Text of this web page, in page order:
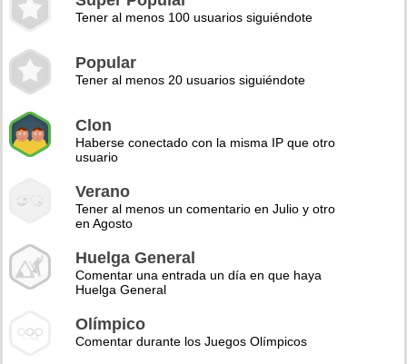
Tener al menos 100 usuarios siguiéndote
Popular
Tener al menos 20 usuarios siguiéndote
Clon
Haberse conectado con la misma IP que otro
usuario
Verano
Tener al menos un comentario en Julio y otro
en Agosto
Huelga General
Comentar una entrada un día en que haya
Huelga General
Olímpico
Comentar durante los Juegos Olímpicos